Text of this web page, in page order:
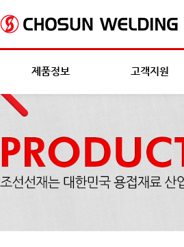
제품정보 고객지원